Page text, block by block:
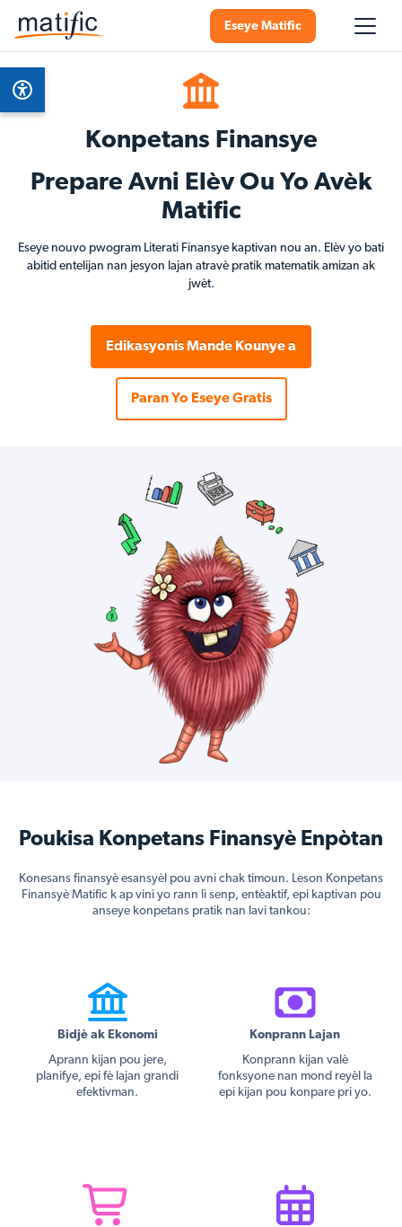
Eseye Matific
Konpetans Finansye
Prepare Avni Elèv Ou Yo Avèk
Matific
Eseye nouvo pwogram Literati Finansye kaptivan nou an. Elèv yo bati
abitid entelijan nan jesyon lajan atravè pratik matematik amizan ak
jwèt.
Edikasyonis Mande Kounye a
Paran Yo Eseye Gratis
Poukisa Konpetans Finansyè Enpòtan
Konesans finansyè esansyèl pou avni chak timoun. Leson Konpetans
Finansyè Matific k ap vini yo rann li senp, entèaktif, epi kaptivan pou
anseye konpetans pratik nan lavi tankou:
Bidjè ak Ekonomi
Aprann kijan pou jere,
planifye, epi fè lajan grandi
efektivman.
Konprann Lajan
Konprann kijan valè
fonksyone nan mond reyèl la
epi kijan pou konpare pri yo.